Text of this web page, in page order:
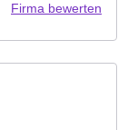
Firma bewerten